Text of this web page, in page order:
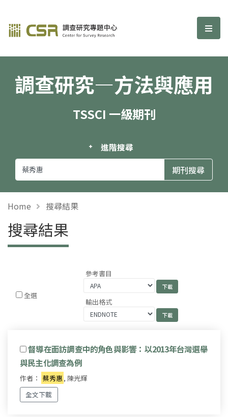
調查研究—方法與應用期刊 選
調查研究—方法與應用
TSSCI 一級期刊
進階搜尋
Home 搜尋結果
搜尋結果
全選
參考書目
輸出格式
督導在面訪調查中的角色與影響：以2013年台灣選舉
與民主化調查為例
作者： 蔡秀惠 , 陳光輝
全文下載